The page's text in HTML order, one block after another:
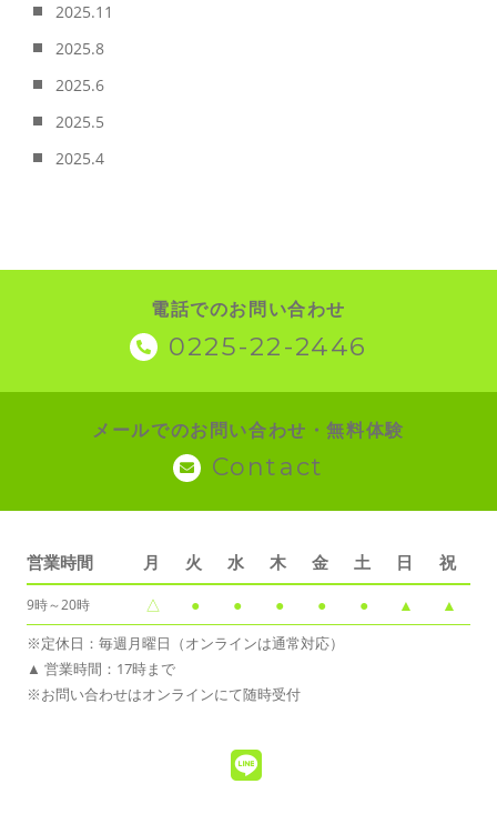
2025.11
2025.8
2025.6
2025.5
2025.4
電話でのお問い合わせ
0225-22-2446
メールでのお問い合わせ・無料体験
Contact
営業時間 月 火 水 木 金 土 日 祝
9時～20時 △ ● ● ● ● ● ▲ ▲
※定休日：毎週月曜日（オンラインは通常対応）
▲ 営業時間：17時まで
※お問い合わせはオンラインにて随時受付